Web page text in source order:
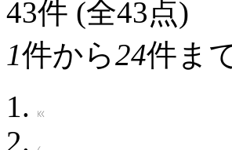
43件 (全43点)
1件から24件ま